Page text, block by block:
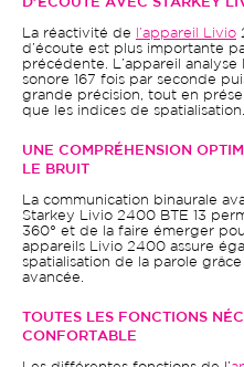
D’ÉCOUTE AVEC STARKEY
La réactivité de l’appareil Livio
d’écoute est plus importante
précédente. L’appareil
sonore 167 fois par seconde
grande précision, tout en
que les indices de spatialisation.
UNE COMPRÉHENSION
LE BRUIT
La communication binaurale
Starkey Livio 2400 BTE 13
360° et de la faire émerger
appareils Livio 2400 assure
spatialisation de la parole
avancée.
TOUTES LES FONCTIONS
CONFORTABLE